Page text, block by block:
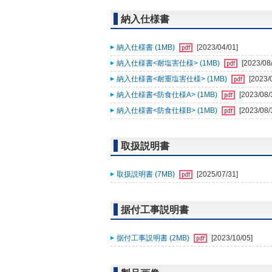
納入仕様書
納入仕様書 (1MB)
[2023/04/01]
納入仕様書<耐塩害仕様> (1MB)
[2023/
納入仕様書<耐重塩害仕様> (1MB)
[2023/
納入仕様書<防食仕様A> (1MB)
[2023/08/
納入仕様書<防食仕様B> (1MB)
[2023/08/
取扱説明書
取扱説明書 (7MB) [2025/07/31]
据付工事説明書
据付工事説明書 (2MB) [2023/10/05]